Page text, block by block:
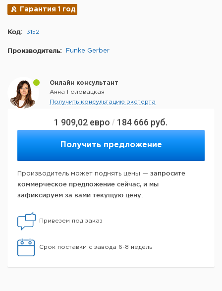
1 909,02 евро / 184 666 руб.
Получить предложение
Производитель может поднять цены — запросите
коммерческое предложение сейчас, и мы
зафиксируем за вами текущую цену.
Привезем под заказ
Срок поставки с завода 6-8 недель
Гарантия 1 год
Код: 3152
Производитель: Funke Gerber
Онлайн консультант
Анна Головацкая
Получить консультацию эксперта